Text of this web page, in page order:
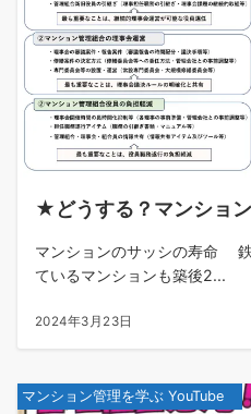
★どうする？マンショ
マンションのサッシの寿命
ているマンションも築後2...
2024年3月23日
マンション管理を学ぶ YouTube